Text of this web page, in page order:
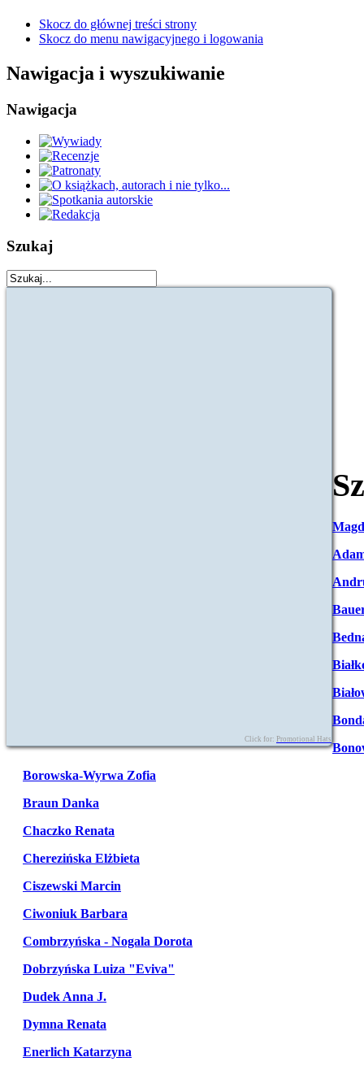
Skocz do głównej treści strony
Skocz do menu nawigacyjnego i logowania
Nawigacja i wyszukiwanie
Nawigacja
Szukaj
Click for: Promotional Hats
Borowska-Wyrwa Zofia
Braun Danka
Chaczko Renata
Cherezińska Elżbieta
Ciszewski Marcin
Ciwoniuk Barbara
Combrzyńska - Nogala Dorota
Dobrzyńska Luiza "Eviva"
Dudek Anna J.
Dymna Renata
Enerlich Katarzyna